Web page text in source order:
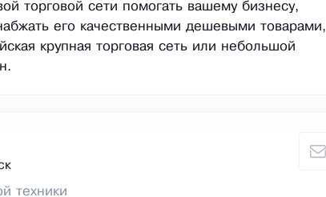
торговой сети помогать вашему бизнесу,
его качественными дешевыми товарами,
крупная торговая сеть или небольшой
техники